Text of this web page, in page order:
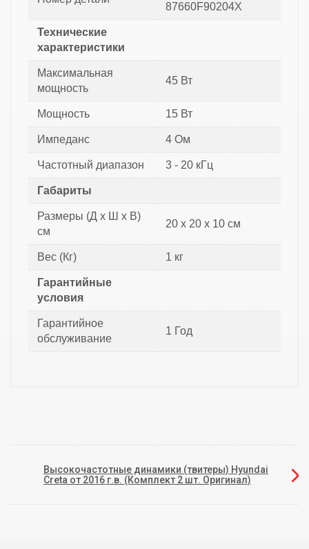
87660F90204X
Технические
характеристики
Максимальная
мощность
45 Вт
Мощность 15 Вт
Импеданс 4 Ом
Частотный диапазон 3 - 20 кГц
Габариты
Размеры (Д x Ш x В)
см
20 x 20 x 10 см
Вес (Кг) 1 кг
Гарантийные
условия
Гарантийное
обслуживание
1 Год
Высокочастотные динамики (твитеры) Hyundai
Creta от 2016 г.в. (Комплект 2 шт. Оригинал)